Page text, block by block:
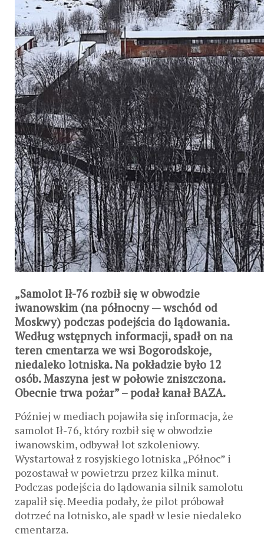
„Samolot Ił-76 rozbił się w obwodzie
iwanowskim (na północny — wschód od
Moskwy) podczas podejścia do lądowania.
Według wstępnych informacji, spadł on na
teren cmentarza we wsi Bogorodskoje,
niedaleko lotniska. Na pokładzie było 12
osób. Maszyna jest w połowie zniszczona.
Obecnie trwa pożar” – podał kanał BAZA.
Później w mediach pojawiła się informacja, że ​​
samolot Ił-76, który rozbił się w obwodzie
iwanowskim, odbywał lot szkoleniowy.
Wystartował z rosyjskiego lotniska „Północ” i
pozostawał w powietrzu przez kilka minut.
Podczas podejścia do lądowania silnik samolotu
zapalił się. Meedia podały, że pilot próbował
dotrzeć na lotnisko, ale spadł w lesie niedaleko
cmentarza.